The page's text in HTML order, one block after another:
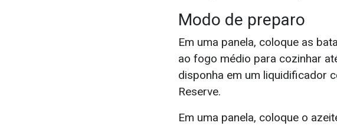
Modo de preparo
Em uma panela, coloque as
ao fogo médio para cozinhar
disponha em um liquidificador
Reserve.
Em uma panela, coloque o